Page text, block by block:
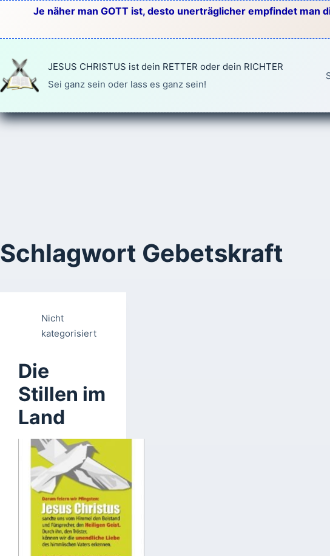
springen
Je näher man GOTT ist, desto unerträglicher empfindet man
JESUS CHRISTUS ist dein RETTER oder dein RICHTER
Sei ganz sein oder lass es ganz sein!
Schlagwort Gebetskraft
Nicht
kategorisiert
Die
Stillen im
Land